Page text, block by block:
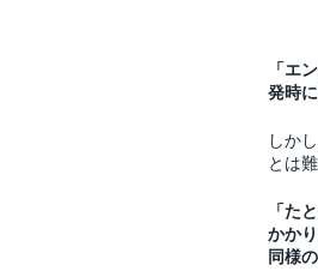
「エ
発時
しか
とは
「た
かか
同様